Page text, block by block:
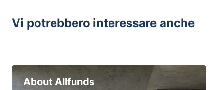
Vi potrebbero interessare anche
About Allfunds